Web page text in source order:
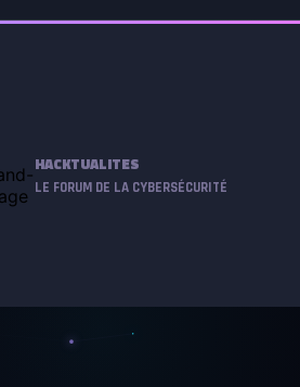
HACKTUALITES
LE FORUM DE LA CYBERSÉCURITÉ